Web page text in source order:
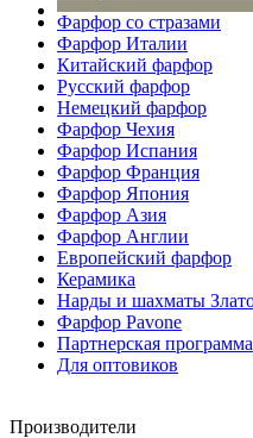
Фарфор со стразами
Фарфор Италии
Китайский фарфор
Русский фарфор
Немецкий фарфор
Фарфор Чехия
Фарфор Испания
Фарфор Франция
Фарфор Япония
Фарфор Азия
Фарфор Англии
Европейский фарфор
Керамика
Нарды и шахматы
Фарфор Pavone
Партнерская программа
Для оптовиков
Производители